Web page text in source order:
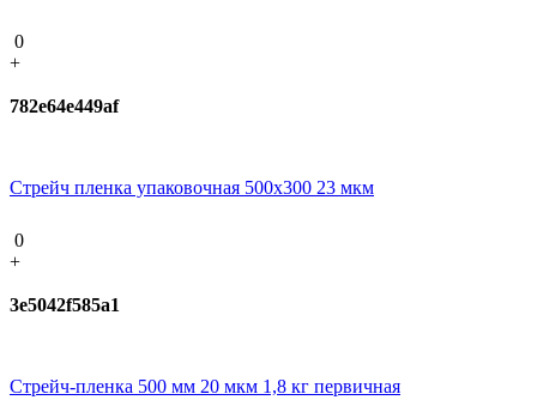
0
+
782e64e449af
Стрейч пленка упаковочная 500х300 23 мкм
0
+
3e5042f585a1
Стрейч-пленка 500 мм 20 мкм 1,8 кг первичная